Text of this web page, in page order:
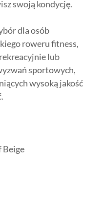
swoją kondycję.
dla osób
roweru fitness,
lub
sportowych,
wysoką jakość